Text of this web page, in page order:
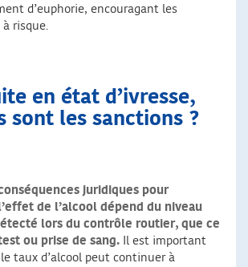
d’euphorie, encouragant les
risque.
en état d’ivresse,
sont les sanctions ?
juridiques pour
de l’alcool dépend du niveau
lors du contrôle routier, que ce
ou prise de sang. Il est important
taux d’alcool peut continuer à